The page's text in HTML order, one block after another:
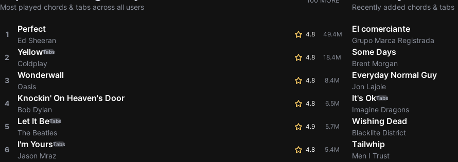
Most played chords & tabs across all users
1
Perfect
Ed Sheeran
4.8 49.4M
2
YellowTabs
Coldplay
4.8 18.4M
3
Wonderwall
Oasis
4.8 8.4M
4
Knockin' On Heaven's Door
Bob Dylan
4.8 6.5M
5
Let It BeTabs
The Beatles
4.9 5.7M
6
I'm YoursTabs
Jason Mraz
4.8 5.4M
Recently added chords & tabs
El comerciante
Grupo Marca Registrada
Some Days
Brent Morgan
Everyday Normal Guy
Jon Lajoie
It's OkTabs
Imagine Dragons
Wishing Dead
Blacklite District
Tailwhip
Men I Trust